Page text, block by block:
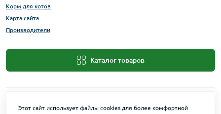
Корм для котов
Карта сайта
Производители
Каталог товаров
Этот сайт использует файлы cookies для более комфортной